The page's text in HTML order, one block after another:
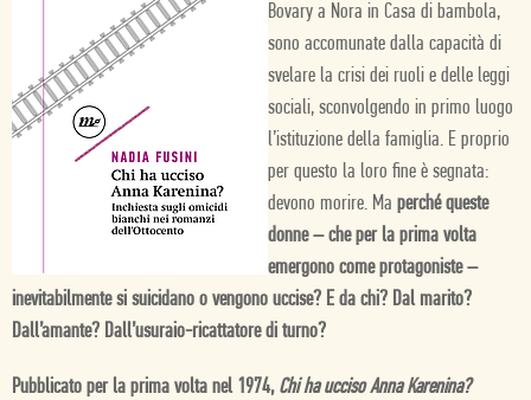
Bovary a Nora in Casa di bambola,
sono accomunate dalla capacità di
svelare la crisi dei ruoli e delle leggi
sociali, sconvolgendo in primo luogo
l’istituzione della famiglia. E proprio
per questo la loro fine è segnata:
devono morire. Ma perché queste
donne – che per la prima volta
emergono come protagoniste –
inevitabilmente si suicidano o vengono uccise? E da chi? Dal marito?
Dall’amante? Dall’usuraio-ricattatore di turno?
Pubblicato per la prima volta nel 1974, Chi ha ucciso Anna Karenina?